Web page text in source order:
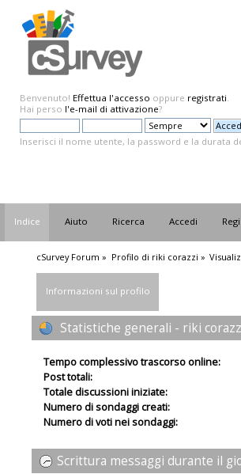
Benvenuto! Effettua l'accesso oppure registrati.
Hai perso l'e-mail di attivazione?
Inserisci il nome utente, la password e la durata
Indice Aiuto Ricerca Accedi
cSurvey Forum » Profilo di riki corazzi »
Informazioni sul profilo
Statistiche generali - riki
Tempo complessivo trascorso online:
Post totali:
Totale discussioni iniziate:
Numero di sondaggi creati:
Numero di voti nei sondaggi:
Scrittura messaggi durante il